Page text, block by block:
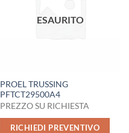
ESAURITO
PROEL TRUSSING
PFTCT29500A4
PREZZO SU RICHIESTA
RICHIEDI PREVENTIVO